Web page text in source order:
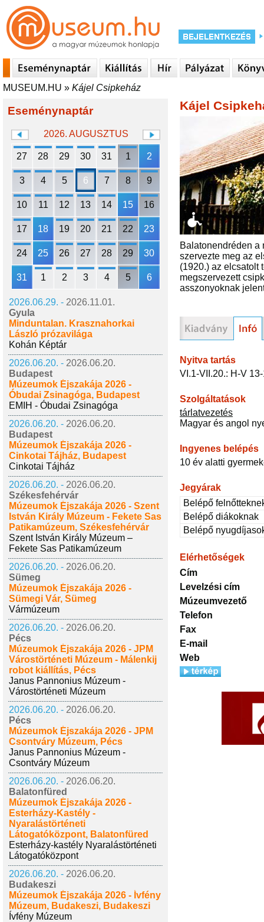
MUSEUM.HU » Kájel Csipkeház
Eseménynaptár
2026. AUGUSZTUS
27 28 29 30 31 1 2
3 4 5 6 7 8 9
10 11 12 13 14 15 16
17 18 19 20 21 22 23
24 25 26 27 28 29 30
31 1 2 3 4 5 6
2026.06.29. - 2026.11.01.
Gyula
Minduntalan. Krasznahorkai
László prózavilága
Kohán Képtár
2026.06.20. - 2026.06.20.
Budapest
Múzeumok Éjszakája 2026 -
Óbudai Zsinagóga, Budapest
EMIH - Óbudai Zsinagóga
2026.06.20. - 2026.06.20.
Budapest
Múzeumok Éjszakája 2026 -
Cinkotai Tájház, Budapest
Cinkotai Tájház
2026.06.20. - 2026.06.20.
Székesfehérvár
Múzeumok Éjszakája 2026 - Szent
István Király Múzeum - Fekete Sas
Patikamúzeum, Székesfehérvár
Szent István Király Múzeum –
Fekete Sas Patikamúzeum
2026.06.20. - 2026.06.20.
Sümeg
Múzeumok Éjszakája 2026 -
Sümegi Vár, Sümeg
Vármúzeum
2026.06.20. - 2026.06.20.
Pécs
Múzeumok Éjszakája 2026 - JPM
Várostörténeti Múzeum - Málenkij
robot kiállítás, Pécs
Janus Pannonius Múzeum -
Várostörténeti Múzeum
2026.06.20. - 2026.06.20.
Pécs
Múzeumok Éjszakája 2026 - JPM
Csontváry Múzeum, Pécs
Janus Pannonius Múzeum -
Csontváry Múzeum
2026.06.20. - 2026.06.20.
Balatonfüred
Múzeumok Éjszakája 2026 -
Esterházy-Kastély -
Nyaralástörténeti
Látogatóközpont, Balatonfüred
Esterházy-kastély Nyaralástörténeti
Látogatóközpont
2026.06.20. - 2026.06.20.
Budakeszi
Múzeumok Éjszakája 2026 - Ívfény
Múzeum, Budakeszi, Budakeszi
Ívfény Múzeum
Kájel
Balatonendréden a
szervezte meg az
(1920.) az elcsatolt
megszervezett
asszonyoknak
Nyitva tartás
VI.1-VII.20.: H-V
Szolgáltatások
tárlatvezetés
Magyar és angol
Ingyenes belépés
10 év alatti
Jegyárak
Belépő
Belépő diákoknak
Belépő
Elérhetőségek
Cím
Levelzési cím
Múzeumvezető
Telefon
Fax
E-mail
Web